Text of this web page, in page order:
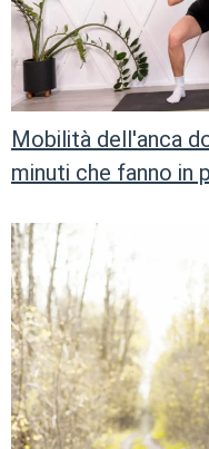
Mobilità dell'anca
minuti che fanno in